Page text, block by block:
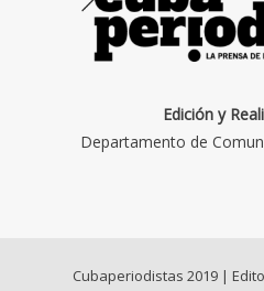
Edición y
Departamento de
Cubaperiodistas 2019 |